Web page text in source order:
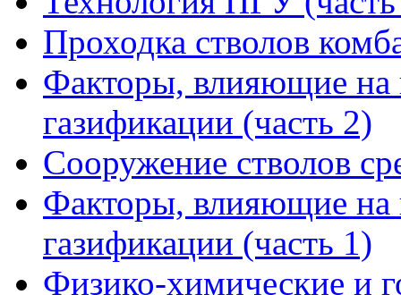
Проходка стволов
Факторы, влияющие на
газификации (часть 2)
Сооружение стволов
Факторы, влияющие на
газификации (часть 1)
Физико-химические и